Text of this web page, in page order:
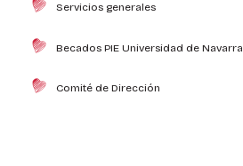
Servicios generales
Becados PIE Universidad de Navarra
Comité de Dirección